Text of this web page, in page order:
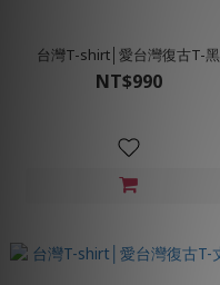
台灣T-shirt│愛台灣復古T-黑
NT$990